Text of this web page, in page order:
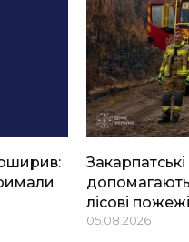
лісові
05.08.2026